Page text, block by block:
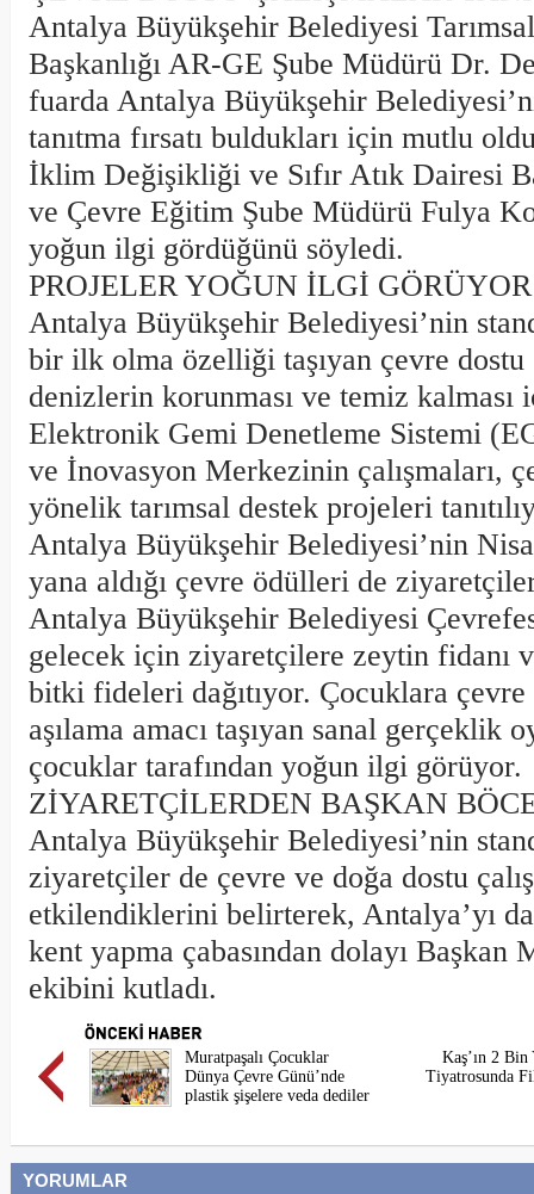
Antalya Büyükşehir Belediyesi
Başkanlığı AR-GE Şube Müdürü Dr.
fuarda Antalya Büyükşehir
tanıtma fırsatı buldukları için mutlu
İklim Değişikliği ve Sıfır Atık Dairesi
ve Çevre Eğitim Şube Müdürü Fulya
yoğun ilgi gördüğünü söyledi.
PROJELER YOĞUN İLGİ GÖRÜYOR
Antalya Büyükşehir Belediyesi’nin
bir ilk olma özelliği taşıyan çevre
denizlerin korunması ve temiz kalması
Elektronik Gemi Denetleme Sistemi
ve İnovasyon Merkezinin çalışmaları,
yönelik tarımsal destek projeleri
Antalya Büyükşehir Belediyesi’nin
yana aldığı çevre ödülleri de
Antalya Büyükşehir Belediyesi
gelecek için ziyaretçilere zeytin fidanı
bitki fideleri dağıtıyor. Çocuklara
aşılama amacı taşıyan sanal gerçeklik
çocuklar tarafından yoğun ilgi görüyor.
ZİYARETÇİLERDEN BAŞKAN
Antalya Büyükşehir Belediyesi’nin
ziyaretçiler de çevre ve doğa dostu
etkilendiklerini belirterek, Antalya’yı
kent yapma çabasından dolayı Başkan
ekibini kutladı.
Muratpaşalı Çocuklar
Dünya Çevre Günü’nde
plastik şişelere veda dediler
Kaş’ın 2
Tiyatrosunda
YORUMLAR